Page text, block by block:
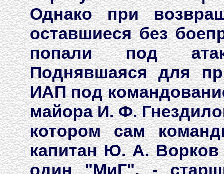
Однако при
оставшиеся без
попали под
Поднявшаяся для
ИАП под
майора И. Ф.
котором сам
капитан Ю. А.
один "МиГ", -